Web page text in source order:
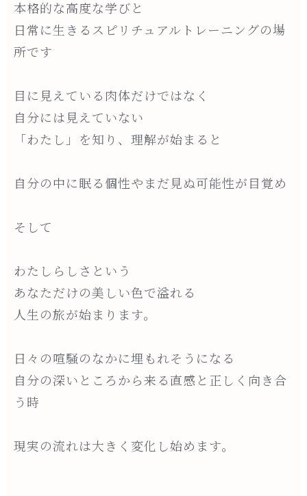
本格的な高度な学びと
日常に生きるスピリチュアルトレーニングの場
所です
目に見えている肉体だけではなく
自分には見えていない
「わたし」を知り、理解が始まると
自分の中に眠る個性やまだ見ぬ可能性が目覚め
そして
わたしらしさという
あなただけの美しい色で溢れる
人生の旅が始まります。
日々の喧騒のなかに埋もれそうになる
自分の深いところから来る直感と正しく向き合
う時
現実の流れは大きく変化し始めます。